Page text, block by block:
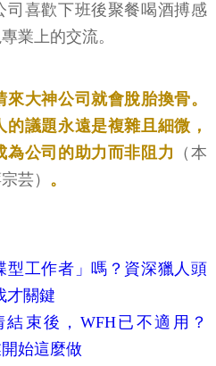
司喜歡下班後聚餐喝酒搏感
業上的交流。
大神公司就會脫胎換骨。
議題永遠是複雜且細微，
為公司的助力而非阻力
（本
芸） 。
型工作者」嗎？資深獵人頭
才關鍵
結束後，WFH已不適用？
始這麼做